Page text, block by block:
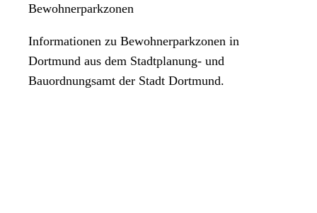
Bewohnerparkzonen
Informationen zu Bewohnerparkzonen in
Dortmund aus dem Stadtplanung- und
Bauordnungsamt der Stadt Dortmund.